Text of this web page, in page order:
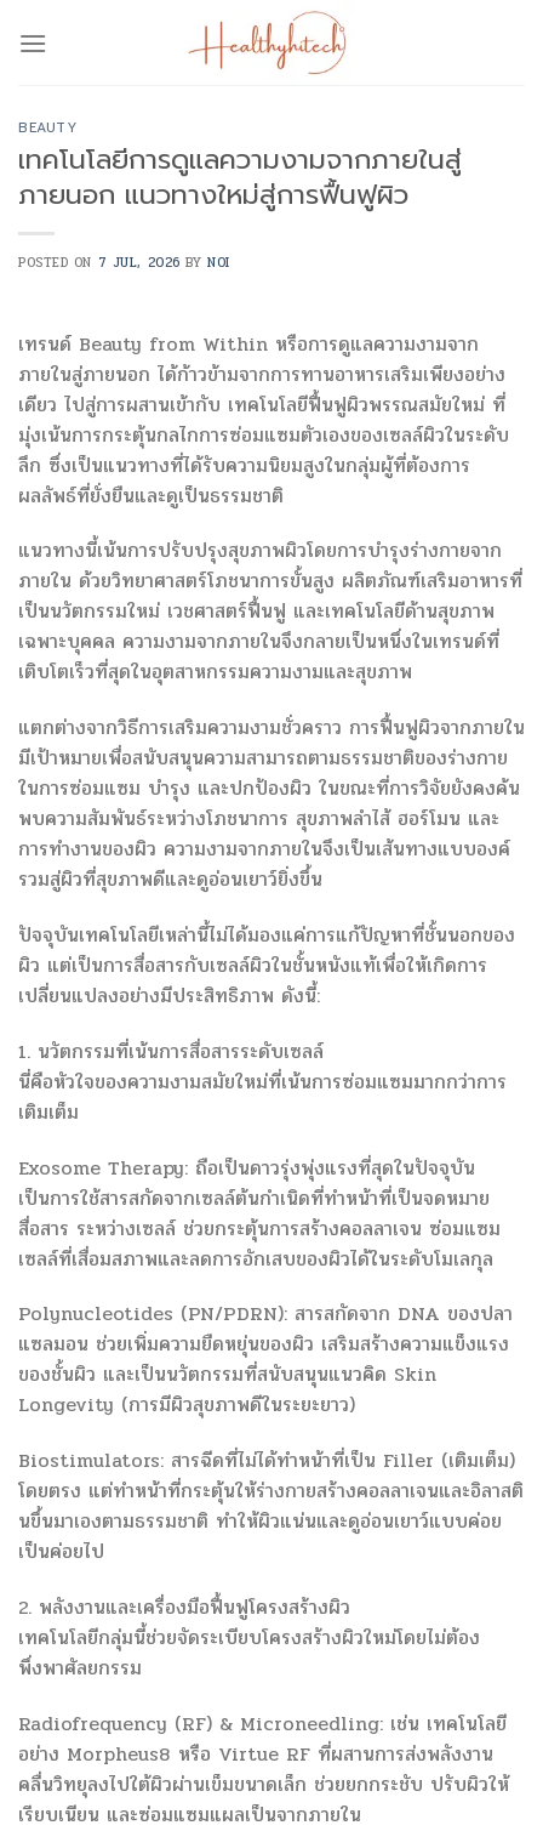
BEAUTY
เทคโนโลยีการดูแลความงามจากภายในสู่
ภายนอก แนวทางใหม่สู่การฟื้นฟูผิว
POSTED ON 7 JUL, 2026 BYNOI
เทรนด์ Beauty from Within หรือการดูแลความงามจาก
ภายในสู่ภายนอก ได้ก้าวข้ามจากการทานอาหารเสริมเพียงอย่าง
เดียว ไปสู่การผสานเข้ากับ เทคโนโลยีฟื้นฟูผิวพรรณสมัยใหม่ ที่
มุ่งเน้นการกระตุ้นกลไกการซ่อมแซมตัวเองของเซลล์ผิวในระดับ
ลึก ซึ่งเป็นแนวทางที่ได้รับความนิยมสูงในกลุ่มผู้ที่ต้องการ
ผลลัพธ์ที่ยั่งยืนและดูเป็นธรรมชาติ
แนวทางนี้เน้นการปรับปรุงสุขภาพผิวโดยการบำรุงร่างกายจาก
ภายใน ด้วยวิทยาศาสตร์โภชนาการขั้นสูง ผลิตภัณฑ์เสริมอาหารที่
เป็นนวัตกรรมใหม่ เวชศาสตร์ฟื้นฟู และเทคโนโลยีด้านสุขภาพ
เฉพาะบุคคล ความงามจากภายในจึงกลายเป็นหนึ่งในเทรนด์ที่
เติบโตเร็วที่สุดในอุตสาหกรรมความงามและสุขภาพ
แตกต่างจากวิธีการเสริมความงามชั่วคราว การฟื้นฟูผิวจากภายใน
มีเป้าหมายเพื่อสนับสนุนความสามารถตามธรรมชาติของร่างกาย
ในการซ่อมแซม บำรุง และปกป้องผิว ในขณะที่การวิจัยยังคงค้น
พบความสัมพันธ์ระหว่างโภชนาการ สุขภาพลำไส้ ฮอร์โมน และ
การทำงานของผิว ความงามจากภายในจึงเป็นเส้นทางแบบองค์
รวมสู่ผิวที่สุขภาพดีและดูอ่อนเยาว์ยิ่งขึ้น
ปัจจุบันเทคโนโลยีเหล่านี้ไม่ได้มองแค่การแก้ปัญหาที่ชั้นนอกของ
ผิว แต่เป็นการสื่อสารกับเซลล์ผิวในชั้นหนังแท้เพื่อให้เกิดการ
เปลี่ยนแปลงอย่างมีประสิทธิภาพ ดังนี้:
1. นวัตกรรมที่เน้นการสื่อสารระดับเซลล์
นี่คือหัวใจของความงามสมัยใหม่ที่เน้นการซ่อมแซมมากกว่าการ
เติมเต็ม
Exosome Therapy: ถือเป็นดาวรุ่งพุ่งแรงที่สุดในปัจจุบัน
เป็นการใช้สารสกัดจากเซลล์ต้นกำเนิดที่ทำหน้าที่เป็นจดหมาย
สื่อสาร ระหว่างเซลล์ ช่วยกระตุ้นการสร้างคอลลาเจน ซ่อมแซม
เซลล์ที่เสื่อมสภาพและลดการอักเสบของผิวได้ในระดับโมเลกุล
Polynucleotides (PN/PDRN): สารสกัดจาก DNA ของปลา
แซลมอน ช่วยเพิ่มความยืดหยุ่นของผิว เสริมสร้างความแข็งแรง
ของชั้นผิว และเป็นนวัตกรรมที่สนับสนุนแนวคิด Skin
Longevity (การมีผิวสุขภาพดีในระยะยาว)
Biostimulators: สารฉีดที่ไม่ได้ทำหน้าที่เป็น Filler (เติมเต็ม)
โดยตรง แต่ทำหน้าที่กระตุ้นให้ร่างกายสร้างคอลลาเจนและอิลาสติ
นขึ้นมาเองตามธรรมชาติ ทำให้ผิวแน่นและดูอ่อนเยาว์แบบค่อย
เป็นค่อยไป
2. พลังงานและเครื่องมือฟื้นฟูโครงสร้างผิว
เทคโนโลยีกลุ่มนี้ช่วยจัดระเบียบโครงสร้างผิวใหม่โดยไม่ต้อง
พึ่งพาศัลยกรรม
Radiofrequency (RF) & Microneedling: เช่น เทคโนโลยี
อย่าง Morpheus8 หรือ Virtue RF ที่ผสานการส่งพลังงาน
คลื่นวิทยุลงไปใต้ผิวผ่านเข็มขนาดเล็ก ช่วยยกกระชับ ปรับผิวให้
เรียบเนียน และซ่อมแซมแผลเป็นจากภายใน